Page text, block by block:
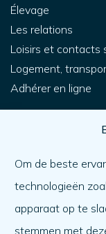
Om de beste
technologieën
apparaat op te
stemmen met
Élevage
Les relations
Loisirs et contacts
Logement,
Adhérer en ligne
Quoi de neuf ?
Ordre du jour